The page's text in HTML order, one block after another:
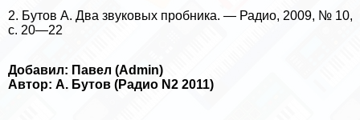
2. Бутов А. Два звуковых пробника. — Радио, 2009, № 10,
с. 20—22
Добавил: Павел (Admin)
Автор: А. Бутов (Радио N2 2011)